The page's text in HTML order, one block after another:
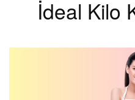
İdeal Kilo